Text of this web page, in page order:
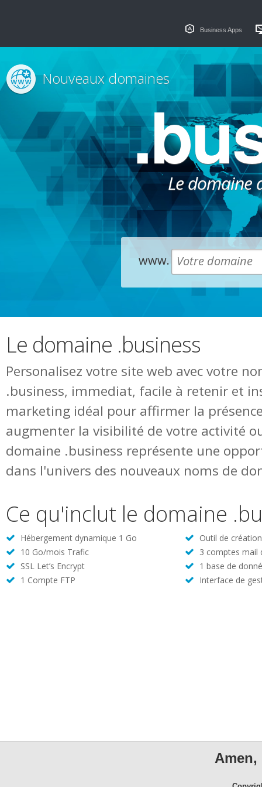
Business Apps
Le domaine
Nouveaux domaines
www.
Le domaine .business
Personalisez votre site web avec votre
.business, immediat, facile à retenir et
marketing idéal pour affirmer la
augmenter la visibilité de votre activité
domaine .business représente une
dans l'univers des nouveaux noms de
Ce qu'inclut le domaine
Hébergement dynamique 1 Go
Outil de
10 Go/mois Trafic
3 comptes mail
SSL Let’s Encrypt
1 base de
1 Compte FTP
Interface de